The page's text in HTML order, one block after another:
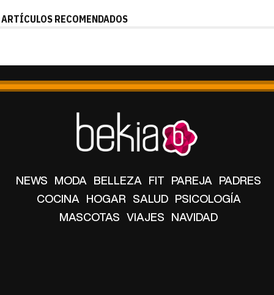
ARTÍCULOS RECOMENDADOS
NEWS MODA BELLEZA FIT PAREJA PADRES
COCINA HOGAR SALUD PSICOLOGÍA
MASCOTAS VIAJES NAVIDAD